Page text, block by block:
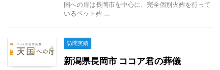
国への扉は長岡市を中心に、完全個別火葬を行って
いるペット葬 ...
訪問実績
新潟県長岡市 ココア君の葬儀